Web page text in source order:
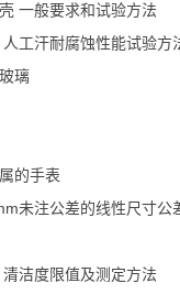
一般要求和试验方法
工汗耐腐蚀性能试验方
璃
的手表
未注公差的线性尺寸公
洁度限值及测定方法